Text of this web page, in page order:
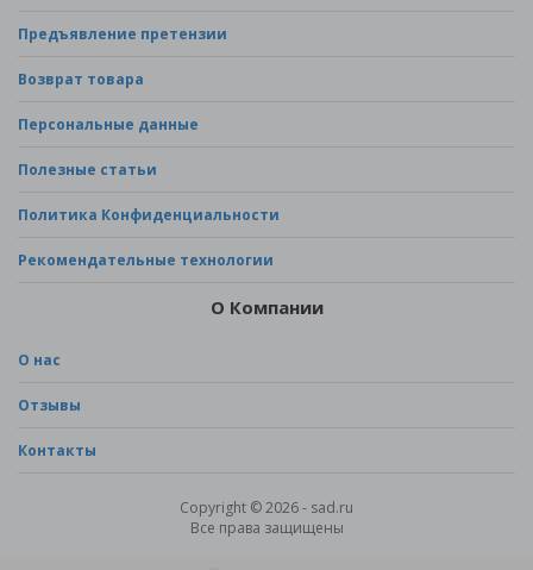
Предъявление претензии
Возврат товара
Персональные данные
Полезные статьи
Политика Конфиденциальности
Рекомендательные технологии
О Компании
О нас
Отзывы
Контакты
Copyright © 2026 - sad.ru
Все права защищены